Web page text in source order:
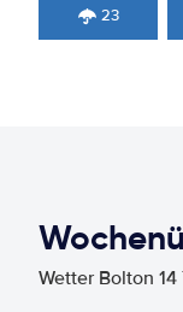
23
Wetter Bolton 14